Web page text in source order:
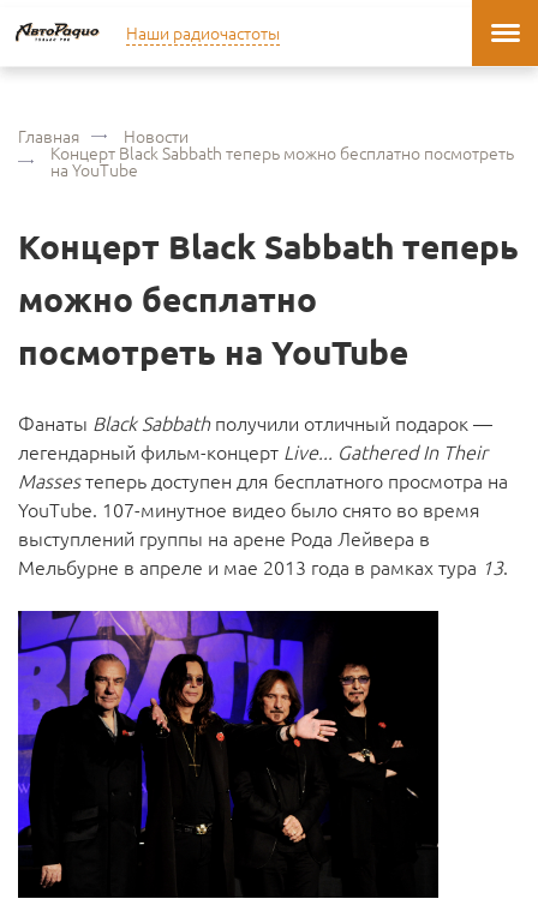
Наши радиочастоты
Главная Новости
Концерт Black Sabbath теперь можно бесплатно посмотреть
на YouTube
Концерт Black Sabbath теперь
можно бесплатно
посмотреть на YouTube
Фанаты Black Sabbathполучили отличный подарок —
легендарный фильм-концерт Live... Gathered In Their
Massesтеперь доступен для бесплатного просмотра на
YouTube. 107-минутное видео было снято во время
выступлений группы на арене Рода Лейвера в
Мельбурне в апреле и мае 2013 года в рамках тура 13.